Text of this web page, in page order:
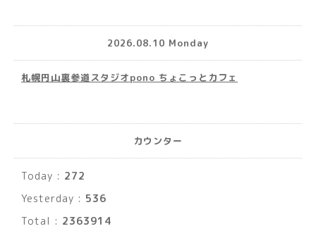
2026.08.10 Monday
札幌円山裏参道スタジオpono ちょこっとカフェ
カウンター
Today : 272
Yesterday : 536
Total : 2363914